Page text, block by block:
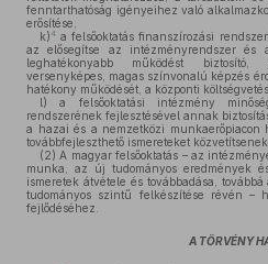
fenntarthatóság igényeihez való
erősítése,
k)4 a felsőoktatás finanszírozási
az elősegítse az intézményrendszer és
leghatékonyabb működést
versenyképes, magas színvonalú képzés
hatékony működését, a központi
l) a felsőoktatási intézmény
rendszerének fejlesztésével annak
a hazai és a nemzetközi munkaerőpiacon
továbbfejleszthető ismereteket
(2) A magyar felsőoktatás – az
munka, az új tudományos eredmények
ismeretek átvétele és továbbadása,
tudományos szintű felkészítése révén –
fejlődéséhez.
A TÖRVÉNY